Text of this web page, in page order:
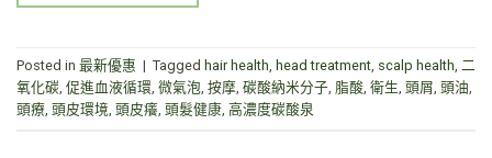
Posted in 最新優惠 | Tagged hair health, head treatment, scalp health, 二
氧化碳, 促進血液循環, 微氣泡, 按摩, 碳酸納米分子, 脂酸, 衛生, 頭屑, 頭油,
頭療, 頭皮環境, 頭皮癢, 頭髮健康, 高濃度碳酸泉